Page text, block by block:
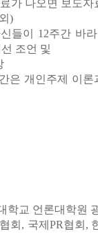
가 나오면 보도자
)
들이 12주간 바
조언 및
은 개인주제 이론
학교 언론대학원
회, 국제PR협회,